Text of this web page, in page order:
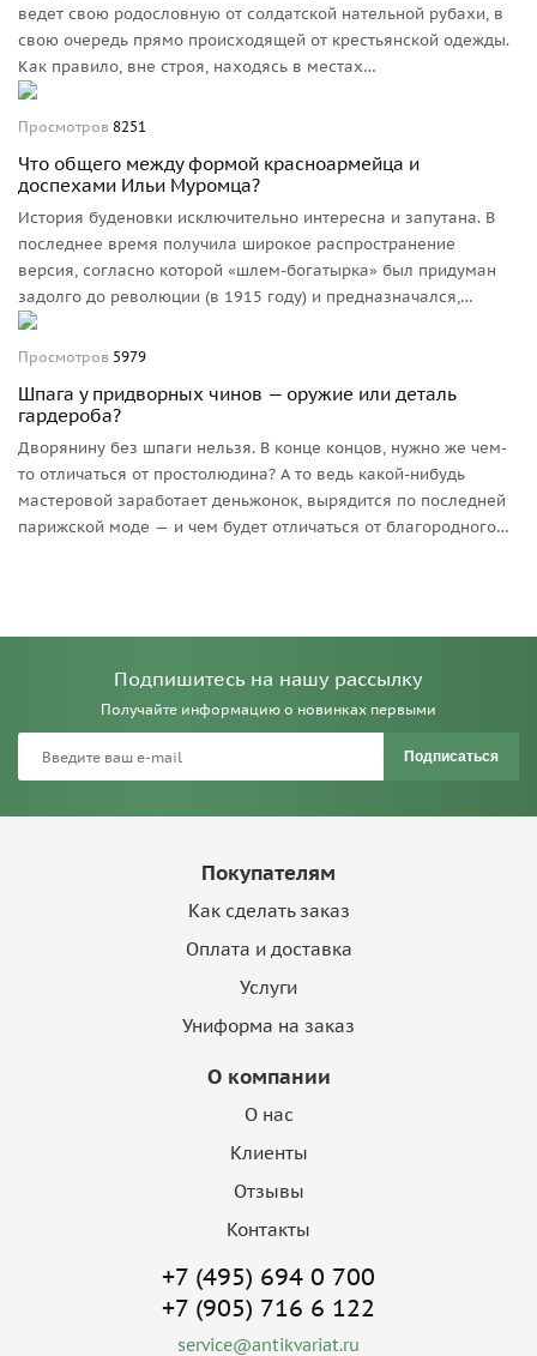
ведет свою родословную от солдатской нательной рубахи, в
свою очередь прямо происходящей от крестьянской одежды.
Как правило, вне строя, находясь в местах
расквартирования, в теплое время года солдаты носили
нижнюю рубаху с накинутой на нее шинелью. В местах с
становилась и «строевой» одеждой, чему немало примеров в
литературе и изобразительном искусстве.
Просмотров 8251
Что общего между формой красноармейца и
доспехами Ильи Муромца?
История буденовки исключительно интересна и запутана. В
последнее время получила широкое распространение
версия, согласно которой «шлем-богатырка» был придуман
задолго до революции (в 1915 году) и предназначался,
наряду со знаменитыми шинелями с «разговорами», для...
Победного парада русских войск в Берлине и
Просмотров 5979
Шпага у придворных чинов — оружие или деталь
гардероба?
Дворянину без шпаги нельзя. В конце концов, нужно же чем-
то отличаться от простолюдина? А то ведь какой-нибудь
мастеровой заработает деньжонок, вырядится по последней
парижской моде — и чем будет отличаться от благородного
Подпишитесь на нашу рассылку
Получайте информацию о новинках первыми
Подписаться
Покупателям
Как сделать заказ
Оплата и доставка
Услуги
Униформа на заказ
О компании
О нас
Клиенты
Отзывы
Контакты
+7 (495) 694 0 700
+7 (905) 716 6 122
service@antikvariat.ru